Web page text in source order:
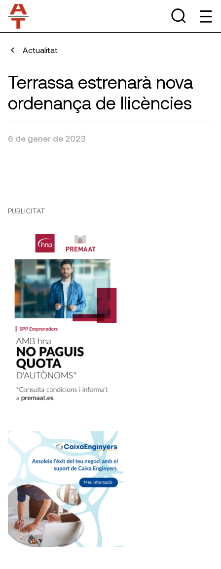
Actualitat
Terrassa estrenarà nova
ordenança de llicències
6 de gener de 2023
PUBLICITAT